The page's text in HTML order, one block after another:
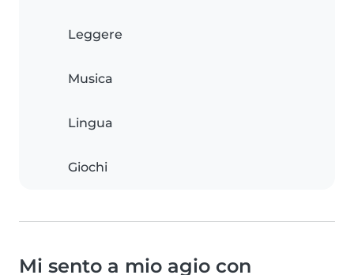
Leggere
Musica
Lingua
Giochi
Mi sento a mio agio con